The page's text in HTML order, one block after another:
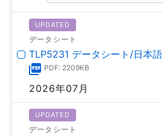
UPDATED
データシート
TLP5231 データシート/日本語
PDF: 2209KB
2026年07月
UPDATED
データシート